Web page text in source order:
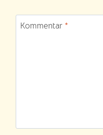
Kommentar *